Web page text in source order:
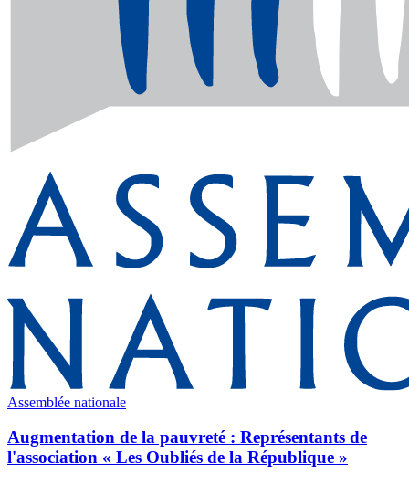
Assemblée nationale
Augmentation de la pauvreté : Représentants de
l'association « Les Oubliés de la République »